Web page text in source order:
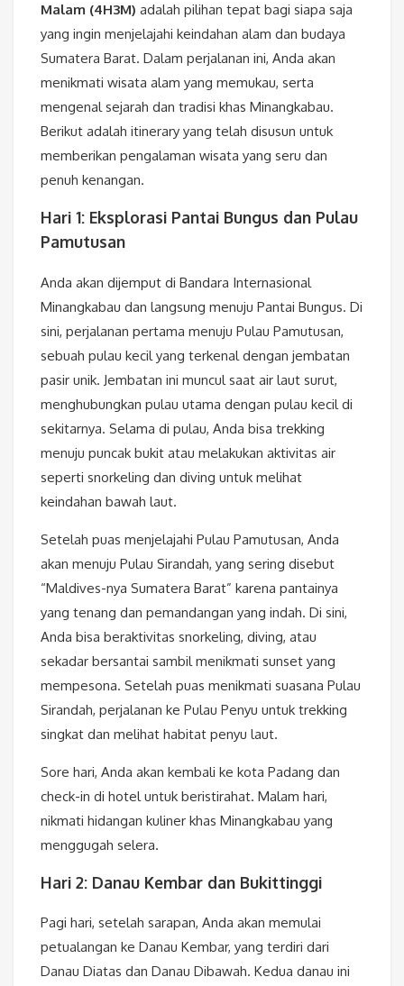
Malam (4H3M) adalah pilihan tepat bagi siapa saja
yang ingin menjelajahi keindahan alam dan budaya
Sumatera Barat. Dalam perjalanan ini, Anda akan
menikmati wisata alam yang memukau, serta
mengenal sejarah dan tradisi khas Minangkabau.
Berikut adalah itinerary yang telah disusun untuk
memberikan pengalaman wisata yang seru dan
penuh kenangan.
Hari 1: Eksplorasi Pantai Bungus dan Pulau
Pamutusan
Anda akan dijemput di Bandara Internasional
Minangkabau dan langsung menuju Pantai Bungus. Di
sini, perjalanan pertama menuju Pulau Pamutusan,
sebuah pulau kecil yang terkenal dengan jembatan
pasir unik. Jembatan ini muncul saat air laut surut,
menghubungkan pulau utama dengan pulau kecil di
sekitarnya. Selama di pulau, Anda bisa trekking
menuju puncak bukit atau melakukan aktivitas air
seperti snorkeling dan diving untuk melihat
keindahan bawah laut.
Setelah puas menjelajahi Pulau Pamutusan, Anda
akan menuju Pulau Sirandah, yang sering disebut
“Maldives-nya Sumatera Barat” karena pantainya
yang tenang dan pemandangan yang indah. Di sini,
Anda bisa beraktivitas snorkeling, diving, atau
sekadar bersantai sambil menikmati sunset yang
mempesona. Setelah puas menikmati suasana Pulau
Sirandah, perjalanan ke Pulau Penyu untuk trekking
singkat dan melihat habitat penyu laut.
Sore hari, Anda akan kembali ke kota Padang dan
check-in di hotel untuk beristirahat. Malam hari,
nikmati hidangan kuliner khas Minangkabau yang
menggugah selera.
Hari 2: Danau Kembar dan Bukittinggi
Pagi hari, setelah sarapan, Anda akan memulai
petualangan ke Danau Kembar, yang terdiri dari
Danau Diatas dan Danau Dibawah. Kedua danau ini